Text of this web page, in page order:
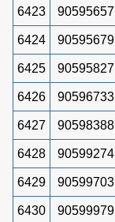
6423 90595657
6424 90595679
6425 90595827
6426 90596733
6427 90598388
6428 90599274
6429 90599703
6430 90599979